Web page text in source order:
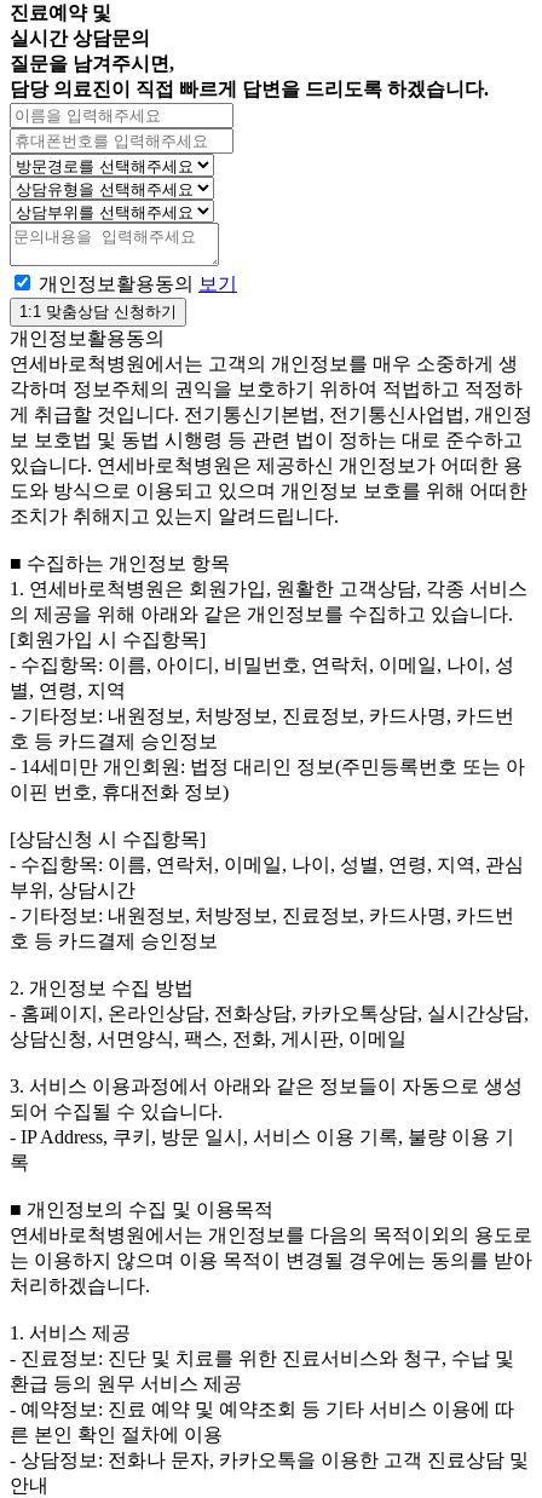
진료예약 및
실시간상담문의
질문을 남겨주시면,
담당 의료진이 직접 빠르게 답변을 드리도록 하겠습니다.
개인정보활용동의 보기
개인정보활용동의
연세바로척병원에서는 고객의 개인정보를 매우 소중하게 생
각하며 정보주체의 권익을 보호하기 위하여 적법하고 적정하
게 취급할 것입니다. 전기통신기본법, 전기통신사업법, 개인정
보 보호법 및 동법 시행령 등 관련 법이 정하는 대로 준수하고
있습니다. 연세바로척병원은 제공하신 개인정보가 어떠한 용
도와 방식으로 이용되고 있으며 개인정보 보호를 위해 어떠한
조치가 취해지고 있는지 알려드립니다.
■ 수집하는 개인정보 항목
1. 연세바로척병원은 회원가입, 원활한 고객상담, 각종 서비스
의 제공을 위해 아래와 같은 개인정보를 수집하고 있습니다.
[회원가입 시 수집항목]
- 수집항목: 이름, 아이디, 비밀번호, 연락처, 이메일, 나이, 성
별, 연령, 지역
- 기타정보: 내원정보, 처방정보, 진료정보, 카드사명, 카드번
호 등 카드결제 승인정보
- 14세미만 개인회원: 법정 대리인 정보(주민등록번호 또는 아
이핀 번호, 휴대전화 정보)
[상담신청 시 수집항목]
- 수집항목: 이름, 연락처, 이메일, 나이, 성별, 연령, 지역, 관심
부위, 상담시간
- 기타정보: 내원정보, 처방정보, 진료정보, 카드사명, 카드번
호 등 카드결제 승인정보
2. 개인정보 수집 방법
- 홈페이지, 온라인상담, 전화상담, 카카오톡상담, 실시간상담,
상담신청, 서면양식, 팩스, 전화, 게시판, 이메일
3. 서비스 이용과정에서 아래와 같은 정보들이 자동으로 생성
되어 수집될 수 있습니다.
- IP Address, 쿠키, 방문 일시, 서비스 이용 기록, 불량 이용 기
록
■ 개인정보의 수집 및 이용목적
연세바로척병원에서는 개인정보를 다음의 목적이외의 용도로
는 이용하지 않으며 이용 목적이 변경될 경우에는 동의를 받아
처리하겠습니다.
1. 서비스 제공
- 진료정보: 진단 및 치료를 위한 진료서비스와 청구, 수납 및
환급 등의 원무 서비스 제공
- 예약정보: 진료 예약 및 예약조회 등 기타 서비스 이용에 따
른 본인 확인 절차에 이용
- 상담정보: 전화나 문자, 카카오톡을 이용한 고객 진료상담 및
안내